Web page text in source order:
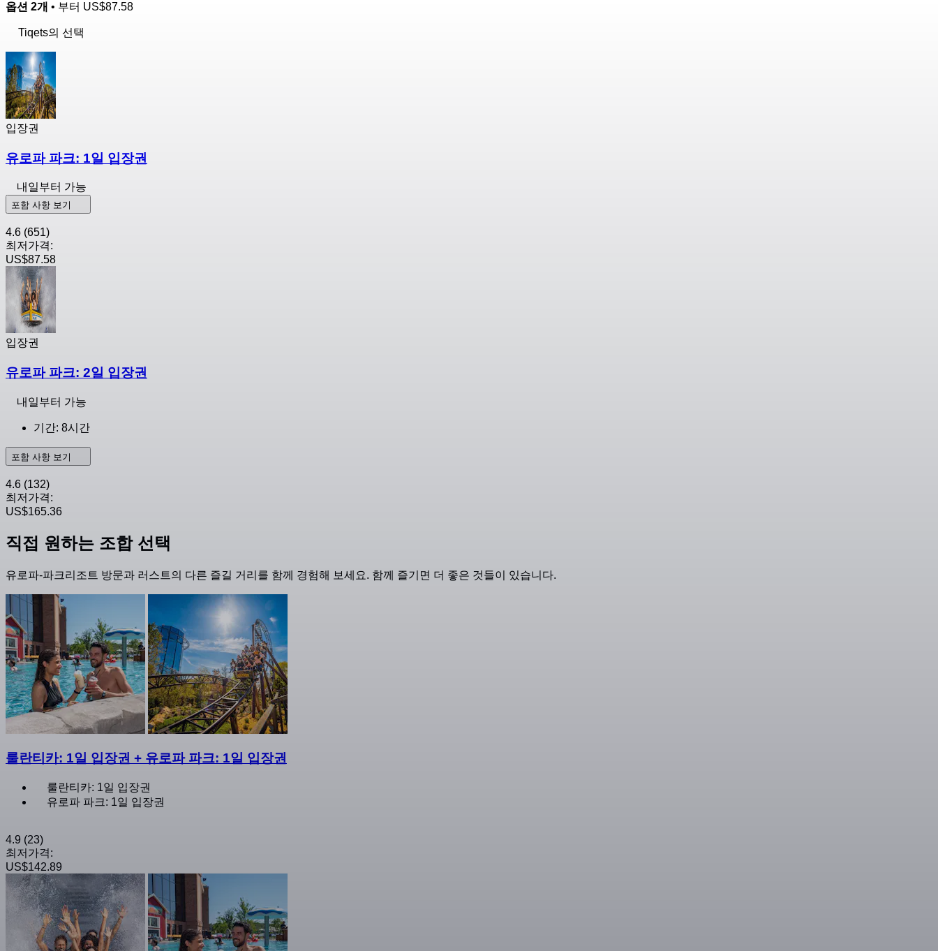
옵션 2개 • 부터 US$87.58
Tiqets의 선택
입장권
유로파 파크: 1일 입장권
내일부터 가능
포함 사항 보기
4.6 (651)
최저가격:
US$87.58
입장권
유로파 파크: 2일 입장권
내일부터 가능
기간: 8시간
포함 사항 보기
4.6 (132)
최저가격:
US$165.36
직접 원하는 조합 선택
유로파-파크리조트 방문과 러스트의 다른 즐길 거리를 함께 경험해 보세요. 함께 즐기면 더 좋은 것들이 있습니다.
룰란티카: 1일 입장권 + 유로파 파크: 1일 입장권
룰란티카: 1일 입장권
유로파 파크: 1일 입장권
4.9 (23)
최저가격:
US$142.89